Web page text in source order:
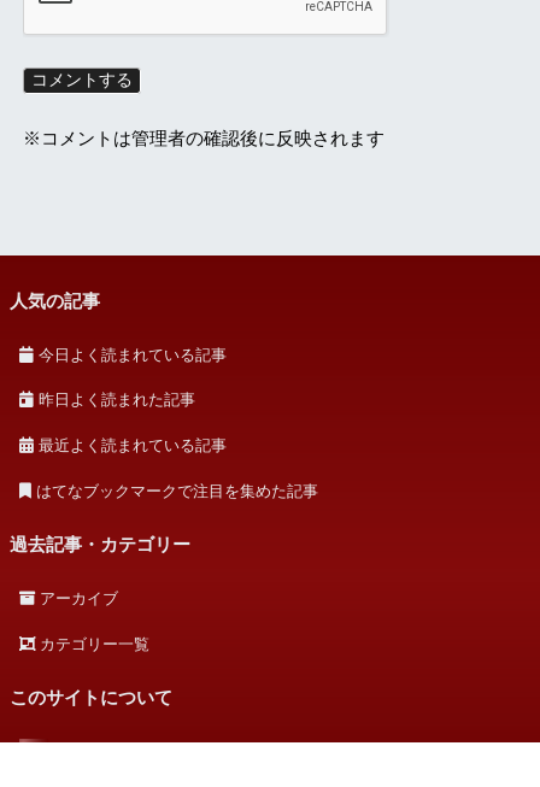
※コメントは管理者の確認後に反映されます
人気の記事
今日よく読まれている記事
昨日よく読まれた記事
最近よく読まれている記事
はてなブックマークで注目を集めた記事
過去記事・カテゴリー
アーカイブ
カテゴリー一覧
このサイトについて